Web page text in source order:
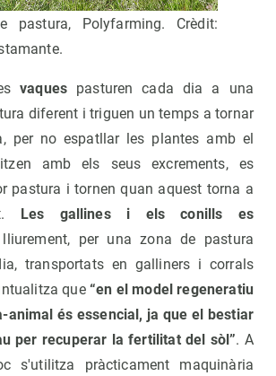
pastura, Polyfarming. Crèdit:
vaques pasturen cada dia a una
diferent i triguen un temps a tornar
per no espatllar les plantes amb el
amb els seus excrements, es
pastura i tornen quan aquest torna a
Les gallines i els conills es
per una zona de pastura
transportats en galliners i corrals
que “en el model regeneratiu
animal és essencial, ja que el bestiar
per recuperar la fertilitat del sòl”. A
s'utilitza pràcticament maquinària